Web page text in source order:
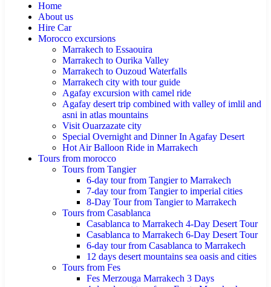
Home
About us
Hire Car
Morocco excursions
Marrakech to Essaouira
Marrakech to Ourika Valley
Marrakech to Ouzoud Waterfalls
Marrakech city with tour guide
Agafay excursion with camel ride
Agafay desert trip combined with valley of imlil and
asni in atlas mountains
Visit Ouarzazate city
Special Overnight and Dinner In Agafay Desert
Hot Air Balloon Ride in Marrakech
Tours from morocco
Tours from Tangier
6-day tour from Tangier to Marrakech
7-day tour from Tangier to imperial cities
8-Day Tour from Tangier to Marrakech
Tours from Casablanca
Casablanca to Marrakech 4-Day Desert Tour
Casablanca to Marrakech 6-Day Desert Tour
6-day tour from Casablanca to Marrakech
12 days desert mountains sea oasis and cities
Tours from Fes
Fes Merzouga Marrakech 3 Days